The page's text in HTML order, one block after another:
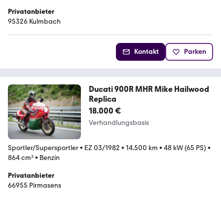
Privatanbieter
95326 Kulmbach
Kontakt Parken
Ducati 900R MHR Mike Hailwood
Replica
18.000 €
Verhandlungsbasis
Sportler/Supersportler• EZ 03/1982 • 14.500 km • 48 kW (65 PS) •
864 cm³• Benzin
Privatanbieter
66955 Pirmasens